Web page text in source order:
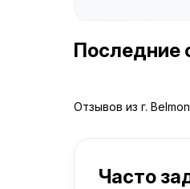
Последние
Отзывов из г.
Часто